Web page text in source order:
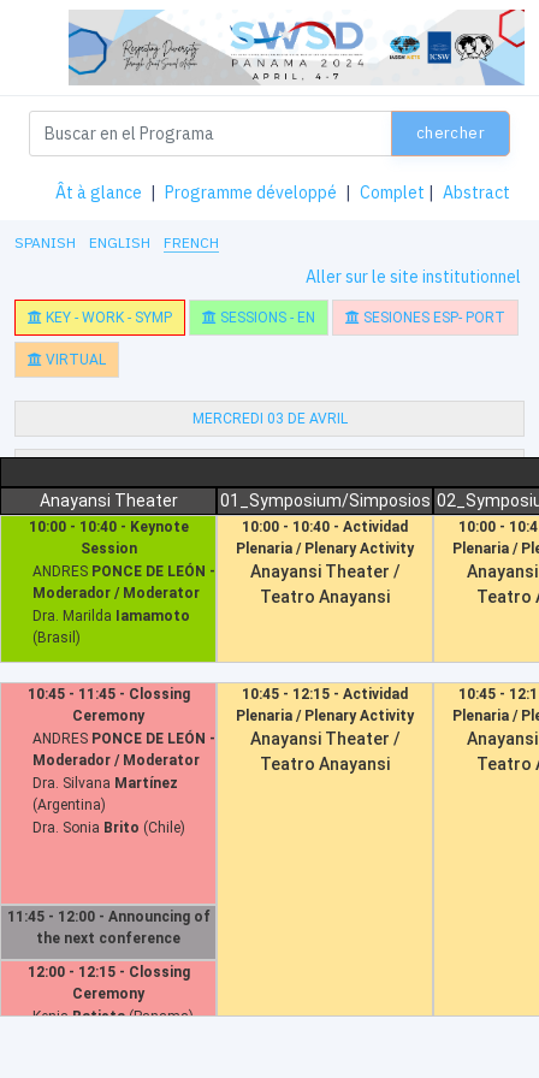
chercher
Ât à glance | Programme développé | Complet | Abstract
SPANISH ENGLISH FRENCH
Aller sur le site institutionnel
KEY - WORK - SYMP SESSIONS - EN SESIONES ESP- PORT
VIRTUAL
MERCREDI 03 DE AVRIL
VENDREDI 05 DE AVRIL
SAMEDI 06 DE AVRIL
Anayansi Theater
10:00 - 10:40 - Keynote
Session
ANDRES PONCE DE LEÓN -
Moderador / Moderator
Dra. Marilda
Iamamoto
(Brasil)
10:45 - 11:45 - Clossing
Ceremony
ANDRES PONCE DE LEÓN -
Moderador / Moderator
Dra. Silvana Martínez
(Argentina)
Dra. Sonia Brito (Chile)
11:45 - 12:00 - Announcing of
the next conference
12:00 - 12:15 - Clossing
Ceremony
KeniaBatista(Panama)
01_Symposium/Simposios
10:00 - 10:40 - Actividad
Plenaria / Plenary Activity
Anayansi Theater /
Teatro Anayansi
10:45 - 12:15 - Actividad
Plenaria / Plenary Activity
Anayansi Theater /
Teatro Anayansi
10:00 -
Plenaria /
Teatro
10:45 -
Plenaria /
Teatro